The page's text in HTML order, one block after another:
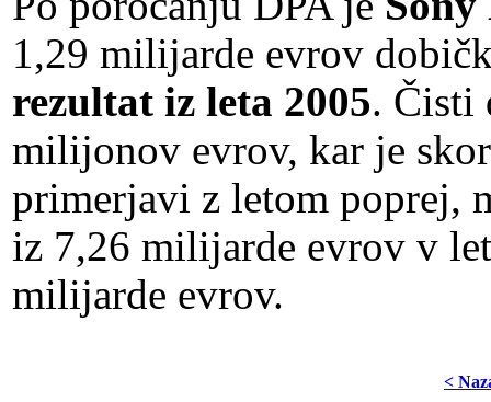
1,29 milijarde evrov
rezultat iz leta 2005. Čisti
milijonov evrov, kar je
primerjavi z letom poprej,
iz 7,26 milijarde evrov v
milijarde evrov.
<